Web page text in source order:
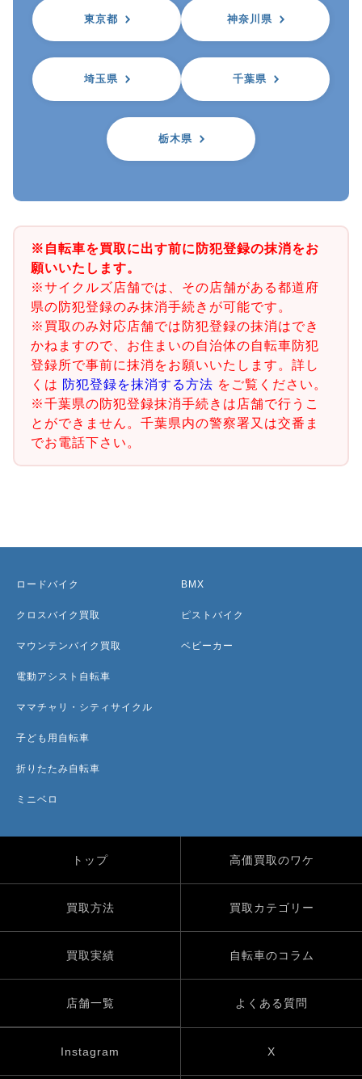
東京都 神奈川県
埼玉県 千葉県
栃木県
※自転車を買取に出す前に防犯登録の抹消をお
願いいたします。
※サイクルズ店舗では、その店舗がある都道府
県の防犯登録のみ抹消手続きが可能です。
※買取のみ対応店舗では防犯登録の抹消はでき
かねますので、お住まいの自治体の自転車防犯
登録所で事前に抹消をお願いいたします。詳し
くは 防犯登録を抹消する方法 をご覧ください。
※千葉県の防犯登録抹消手続きは店舗で行うこ
とができません。千葉県内の警察署又は交番ま
でお電話下さい。
ロードバイク
クロスバイク買取
マウンテンバイク買取
電動アシスト自転車
ママチャリ・シティサイクル
子ども用自転車
折りたたみ自転車
ミニベロ
BMX
ピストバイク
ベビーカー
トップ 高価買取のワケ
買取方法 買取カテゴリー
買取実績 自転車のコラム
店舗一覧 よくある質問
Instagram X